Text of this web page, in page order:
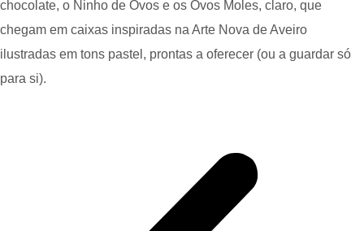
chocolate, o Ninho de Ovos e os Ovos Moles, claro, que
chegam em caixas inspiradas na Arte Nova de Aveiro
ilustradas em tons pastel, prontas a oferecer (ou a guardar só
para si).